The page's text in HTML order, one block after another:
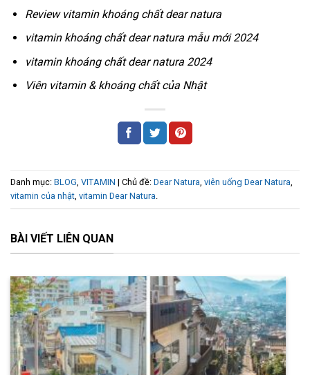
Review vitamin khoáng chất dear natura
vitamin khoáng chất dear natura mẫu mới 2024
vitamin khoáng chất dear natura 2024
Viên vitamin & khoáng chất của Nhật
Danh mục: BLOG VITAMIN | Chủ đề: Dear Natura viên uống Dear Natura
vitamin của nhật vitamin Dear Natura
BÀI VIẾT LIÊN QUAN